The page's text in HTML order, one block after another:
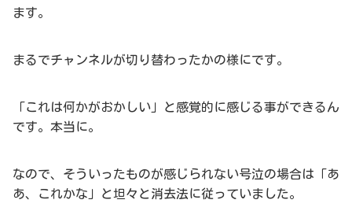
ます。
まるでチャンネルが切り替わったかの様にです。
「これは何かがおかしい」と感覚的に感じる事ができるん
です。本当に。
なので、そういったものが感じられない号泣の場合は「あ
あ、これかな」と坦々と消去法に従っていました。